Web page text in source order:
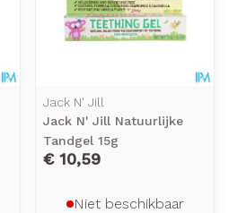
Jack N' Jill
Jack N' Jill Natuurlijke
Tandgel 15g
€ 10,59
Niet beschikbaar